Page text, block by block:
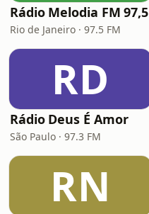
Rádio Melodia FM 97,5
Rio de Janeiro · 97.5 FM
RD
Rádio Deus É Amor
São Paulo · 97.3 FM
RN